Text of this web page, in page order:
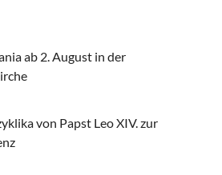
ab 2. August in der
von Papst Leo XIV. zur